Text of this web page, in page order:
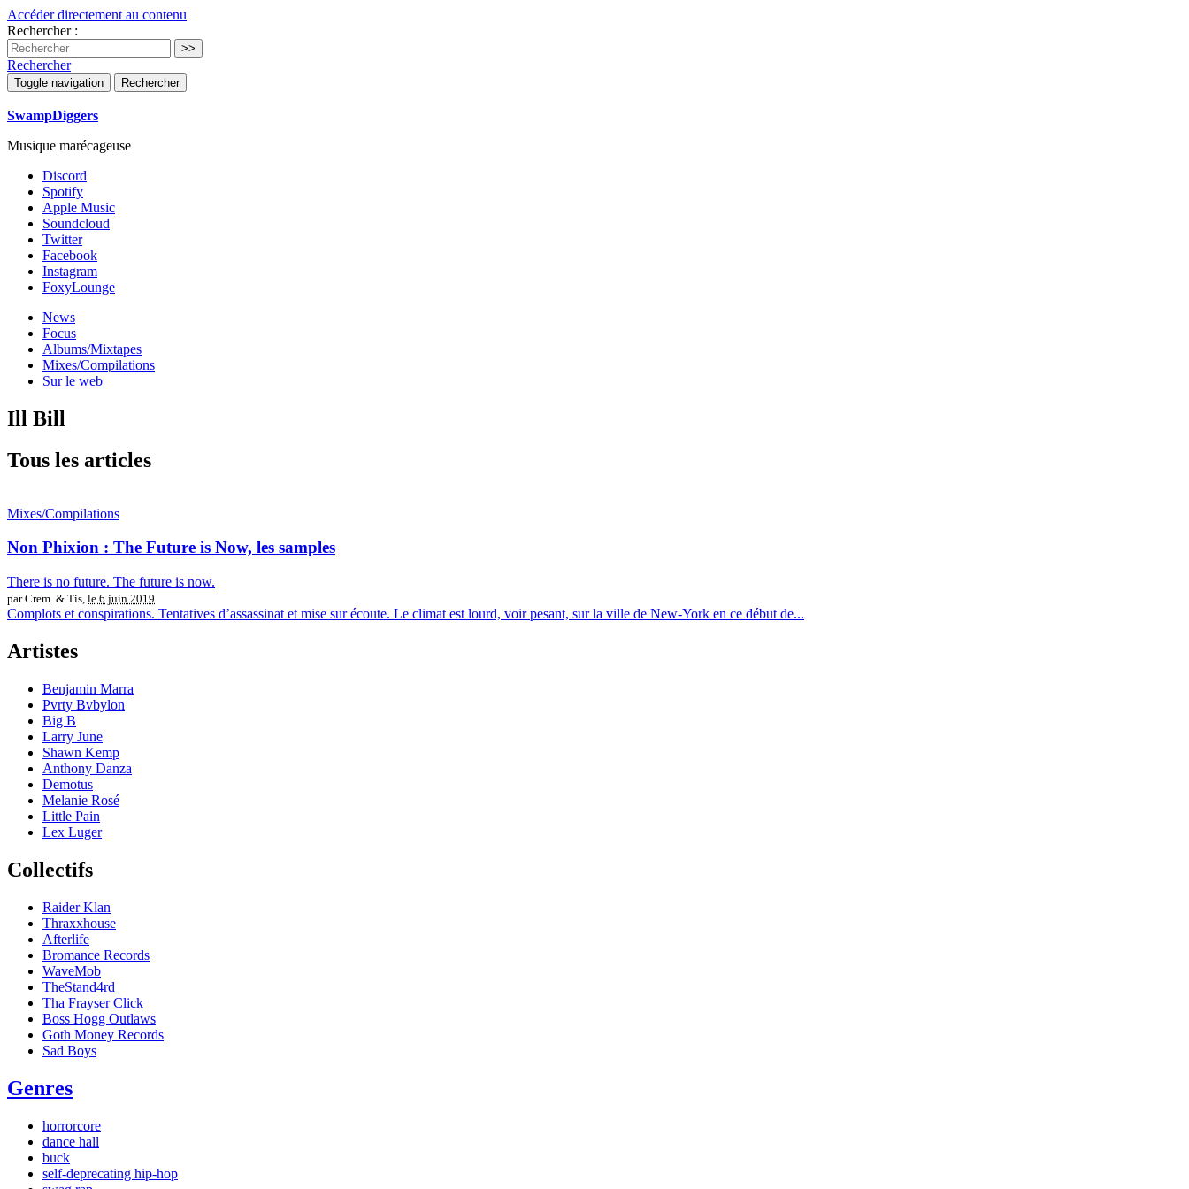
Accéder directement au contenu
Rechercher :
Rechercher
Toggle navigation Rechercher
SwampDiggers
Musique marécageuse
Discord
Spotify
Apple Music
Soundcloud
Twitter
Facebook
Instagram
FoxyLounge
News
Focus
Albums/Mixtapes
Mixes/Compilations
Sur le web
Ill Bill
Tous les articles
Mixes/Compilations
Non Phixion : The Future is Now, les samples
There is no future. The future is now.
par Crem. & Tis, le 6 juin 2019
Complots et conspirations. Tentatives d’assassinat et mise sur écoute. Le climat est lourd, voir pesant, sur la ville de New-York en ce début de...
Artistes
Benjamin Marra
Pvrty Bvbylon
Big B
Larry June
Shawn Kemp
Anthony Danza
Demotus
Melanie Rosé
Little Pain
Lex Luger
Collectifs
Raider Klan
Thraxxhouse
Afterlife
Bromance Records
WaveMob
TheStand4rd
Tha Frayser Click
Boss Hogg Outlaws
Goth Money Records
Sad Boys
Genres
horrorcore
dance hall
buck
self-deprecating hip-hop